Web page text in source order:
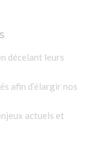
décelant leurs
afin d’élargir nos
actuels et